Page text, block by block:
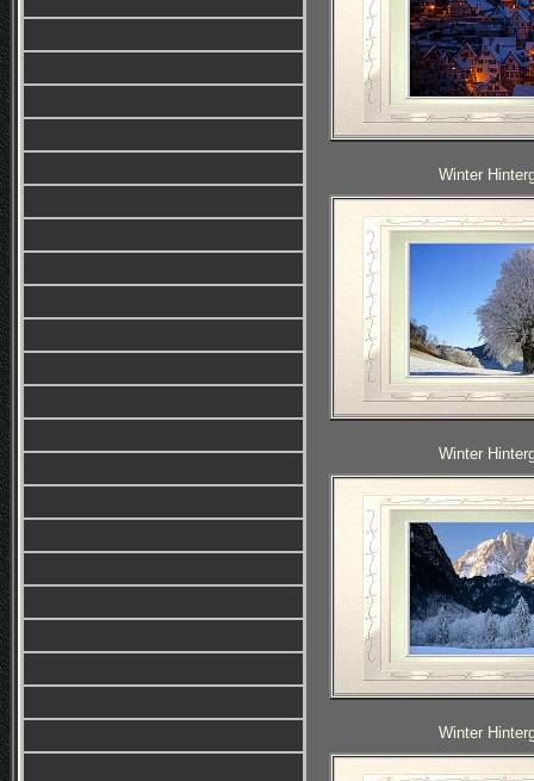
Winter
Winter
Winter